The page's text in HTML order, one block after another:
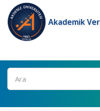
Akademik
Ara